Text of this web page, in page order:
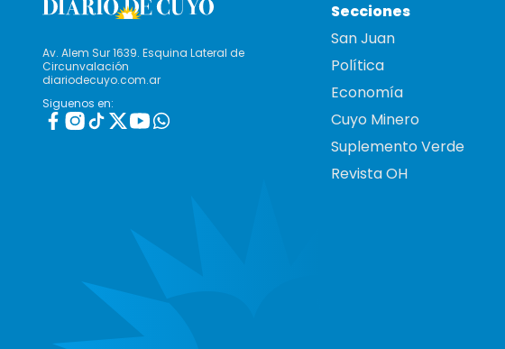
Av. Alem Sur 1639. Esquina Lateral de
Circunvalación
diariodecuyo.com.ar
Siguenos en:
Secciones
San Juan
Política
Economía
Cuyo Minero
Suplemento Verde
Revista OH